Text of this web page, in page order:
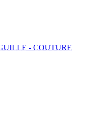
- COUTURE